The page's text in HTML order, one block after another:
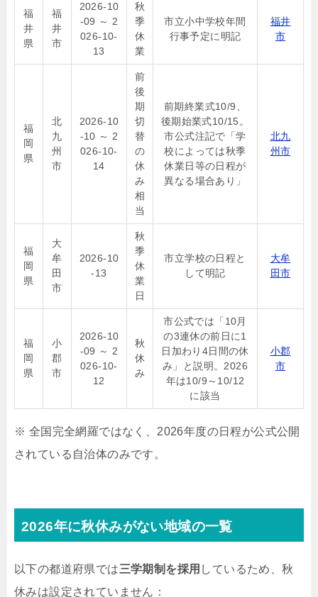
福
井
県
福
井
市
2026-10
-09 ～ 2
026-10-
13
秋
季
休
業
市立小中学校年間
行事予定に明記
福井
市
福
岡
県
北
九
州
市
2026-10
-10 ～ 2
026-10-
14
前
後
期
切
替
の
休
み
相
当
前期終業式10/9、
後期始業式10/15。
市公式注記で「学
校によっては秋季
休業日等の日程が
異なる場合あり」
北九
州市
福
岡
県
大
牟
田
市
2026-10
-13
秋
季
休
業
日
市立学校の日程と
して明記
大牟
田市
福
岡
県
小
郡
市
2026-10
-09 ～ 2
026-10-
12
秋
休
み
市公式では「10月
の3連休の前日に1
日加わり4日間の休
み」と説明。2026
年は10/9～10/12
に該当
小郡
市
※ 全国完全網羅ではなく、2026年度の日程が公式公開
されている自治体のみです。
2026年に秋休みがない地域の一覧
以下の都道府県では三学期制を採用 しているため、秋
休みは設定されていません：